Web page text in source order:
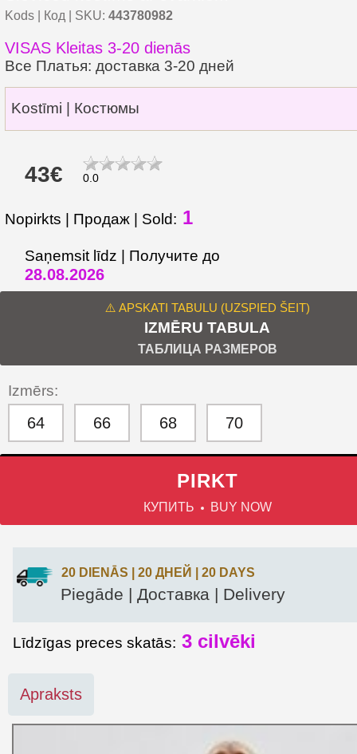
Kods | Код | SKU: 443780982
VISAS Kleitas 3-20 dienās
Все Платья: доставка 3-20 дней
Kostīmi | Костюмы
43€ 0.0
Nopirkts | Продаж | Sold: 1
Saņemsit līdz | Получите до
28.08.2026
⚠️ APSKATI TABULU (UZSPIED ŠEIT)
IZMĒRU TABULA
ТАБЛИЦА РАЗМЕРОВ
Izmērs:
64 66 68 70
PIRKT
КУПИТЬ BUY NOW
20 DIENĀS | 20 ДНЕЙ | 20 DAYS
Piegāde | Доставка | Delivery
Līdzīgas preces skatās: 3 cilvēki
Apraksts